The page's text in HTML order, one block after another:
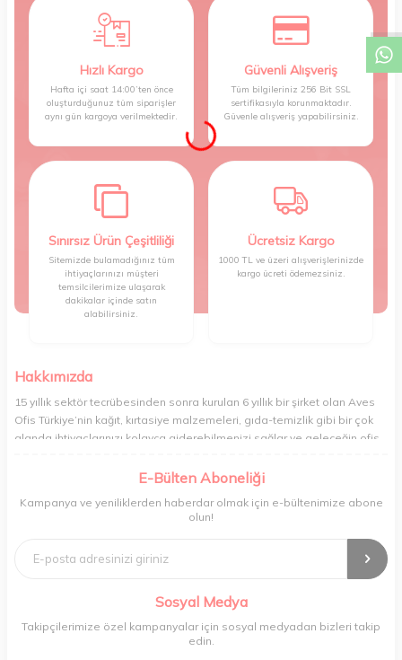
Hızlı Kargo
Hafta içi saat 14:00’ten önce
oluşturduğunuz tüm siparişler
aynı gün kargoya verilmektedir.
Güvenli Alışveriş
Tüm bilgileriniz 256 Bit SSL
sertifikasıyla korunmaktadır.
Güvenle alışveriş yapabilirsiniz.
Sınırsız Ürün Çeşitliliği
Sitemizde bulamadığınız tüm
ihtiyaçlarınızı müşteri
temsilcilerimize ulaşarak
dakikalar içinde satın
alabilirsiniz.
Ücretsiz Kargo
1000 TL ve üzeri alışverişlerinizde
kargo ücreti ödemezsiniz.
Hakkımızda
15 yıllık sektör tecrübesinden sonra kurulan 6 yıllık bir şirket olan Aves
Ofis Türkiye’nin kağıt, kırtasiye malzemeleri, gıda-temizlik gibi bir çok
alanda ihtiyaçlarınızı kolayca giderebilmenizi sağlar ve geleceğin ofis
veya yaşam alanınızın tüm ihtiyaçlarını yüksek kalitedeki ürünleriyle
gideren ve gelişmiş ağıyla sizi benzersiz bir süratle tanıştıran Aves ,
şirket ve işyeri yönetimini her zamankinden daha profesyonel bir hâle
tedarik edebilmenizi sağlar.
E-Bülten Aboneliği
Kampanya ve yeniliklerden haberdar olmak için e-bültenimize abone
olun!
Sosyal Medya
Takipçilerimize özel kampanyalar için sosyal medyadan bizleri takip
edin.